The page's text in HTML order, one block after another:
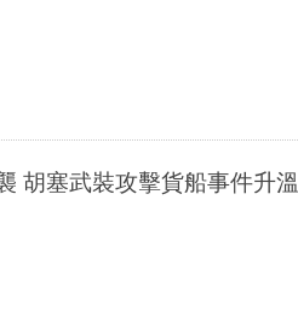
胡塞武裝攻擊貨船事件升溫